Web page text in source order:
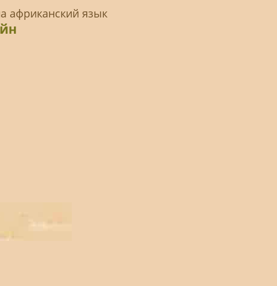
африканский язык